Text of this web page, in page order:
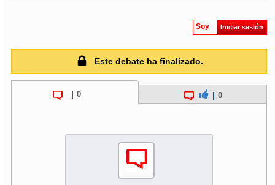
Soy Iniciar sesión
Este debate ha finalizado.
0 0